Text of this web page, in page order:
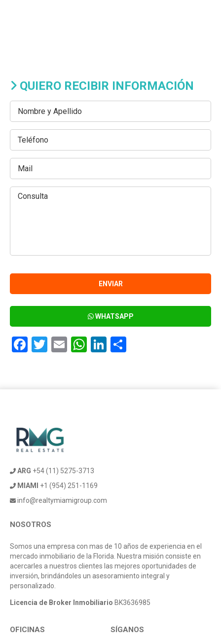
QUIERO RECIBIR INFORMACIÓN
WHATSAPP
Facebook
Twitter
EmailWhatsApp
LinkedIn
ARG +54 (11) 5275-3713
MIAMI
+1 (954) 251-1169
info@realtymiamigroup.com
NOSOTROS
Somos una empresa con mas de 10 años de experiencia en el
mercado inmobiliario de la Florida. Nuestra misión consiste en
acercarles a nuestros clientes las mejores oportunidades de
inversión, brindándoles un asesoramiento integral y
personalizado.
Licencia de Broker Inmobiliario BK3636985
OFICINAS SÍGANOS